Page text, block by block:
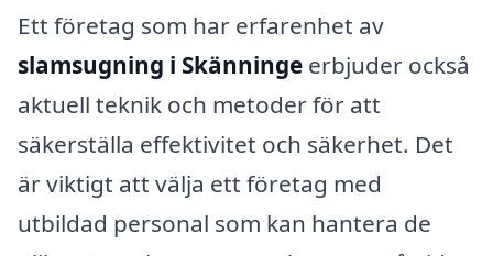
Ett företag som har erfarenhet av
slamsugning i Skänninge erbjuder också
aktuell teknik och metoder för att
säkerställa effektivitet och säkerhet. Det
är viktigt att välja ett företag med
utbildad personal som kan hantera de